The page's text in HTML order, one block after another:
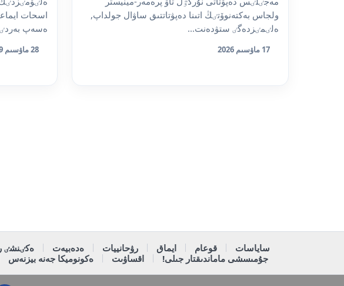
ولجاس بەكتەنوۆتٸڭ اتىنا دەپۋتاتتىق ساۋال جولداپ,
ەلٸمٸزدەگٸ ستۋدەنت...
17 ماۋسىم 2026
اسحات
ەسەپ
28 ماۋسىم 2019
ساياسات قوعام ايماق رۋحانييات ەدەبيەت ەكٸنشٸ
جۇمىسشى ماماندىقتار جىلى!
اقساۋىت ەكونوميكا جەنە بيزنەس